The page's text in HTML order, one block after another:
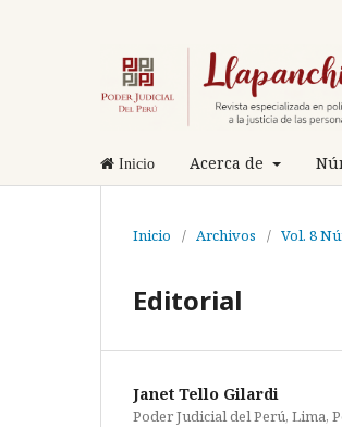
Inicio Acerca de
Inicio / Archivos / Vol. 8
Editorial
Janet Tello Gilardi
Poder Judicial del Perú, Lima,